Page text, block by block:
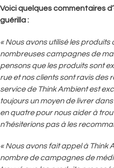
Voici quelques commentaires
guérilla :
« Nous avons utilisé les
nombreuses campagnes de
pensons que les produits sont
rue et nos clients sont ravis des
service de Think Ambient est
toujours un moyen de livrer
en quatre pour nous aider à
n’hésiterions pas à les
« Nous avons fait appel à Think
nombre de campagnes de